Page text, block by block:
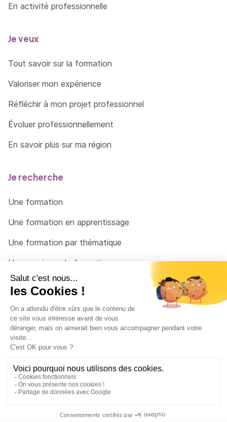
En activité professionnelle
Je veux
Tout savoir sur la formation
Valoriser mon expérience
Réfléchir à mon projet professionnel
Évoluer professionnellement
En savoir plus sur ma région
Je recherche
Une formation
Une formation en apprentissage
Une formation par thématique
Un organisme de formation
Un conseiller
© 2026 - Côté Formations - par Via Compétences
Menu Pied de page
Mentions Légales
Politique de confidentialité